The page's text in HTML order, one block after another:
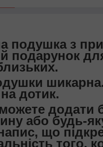
подушка з
подарунок
дотик.
додати
або будь-
що
того,